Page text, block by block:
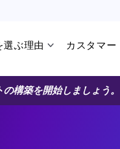
選ぶ理由 カスタマー
構築を開始しましょう。